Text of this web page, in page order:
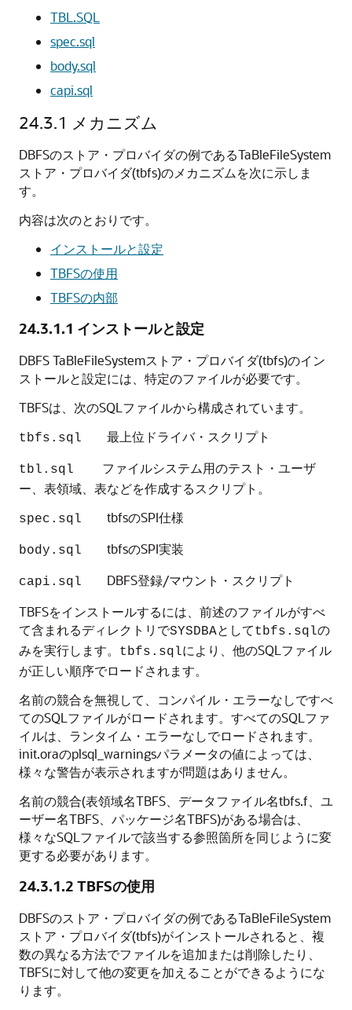
TBL.SQL
spec.sql
body.sql
capi.sql
24.3.1 メカニズム
DBFSのストア・プロバイダの例であるTaBleFileSystem
ストア・プロバイダ(tbfs)のメカニズムを次に示しま
す。
内容は次のとおりです。
インストールと設定
TBFSの使用
TBFSの内部
24.3.1.1 インストールと設定
DBFS TaBleFileSystemストア・プロバイダ(tbfs)のイン
ストールと設定には、特定のファイルが必要です。
TBFSは、次のSQLファイルから構成されています。
tbfs.sql 最上位ドライバ・スクリプト
tbl.sql
ファイルシステム用のテスト・ユーザ
ー、表領域、表などを作成するスクリプト。
spec.sql tbfsのSPI仕様
body.sql tbfsのSPI実装
capi.sql
DBFS登録/マウント・スクリプト
TBFSをインストールするには、前述のファイルがすべ
て含まれるディレクトリでSYSDBAとしてtbfs.sqlの
みを実行します。
tbfs.sqlにより、他のSQLファイル
が正しい順序でロードされます。
名前の競合を無視して、コンパイル・エラーなしですべ
てのSQLファイルがロードされます。すべてのSQLファ
イルは、ランタイム・エラーなしでロードされます。
init.oraのplsql_warningsパラメータの値によっては、
様々な警告が表示されますが問題はありません。
名前の競合(表領域名TBFS、データファイル名tbfs.f、ユ
ーザー名TBFS、パッケージ名TBFS)がある場合は、
様々なSQLファイルで該当する参照箇所を同じように変
更する必要があります。
24.3.1.2 TBFSの使用
DBFSのストア・プロバイダの例であるTaBleFileSystem
ストア・プロバイダ(tbfs)がインストールされると、複
数の異なる方法でファイルを追加または削除したり、
TBFSに対して他の変更を加えることができるようにな
ります。